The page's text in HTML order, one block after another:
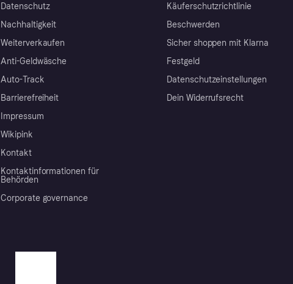
Datenschutz
Nachhaltigkeit
Weiterverkaufen
Anti-Geldwäsche
Auto-Track
Barrierefreiheit
Impressum
Wikipink
Kontakt
Kontaktinformationen für
Behörden
Corporate governance
Käuferschutzrichtlinie
Beschwerden
Sicher shoppen mit Klarna
Festgeld
Datenschutzeinstellungen
Dein Widerrufsrecht